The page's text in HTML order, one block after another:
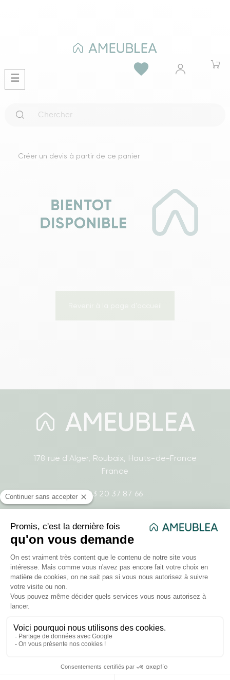
Basculer
la
☰
favorite
Créer un devis à partir de ce panier
178 rue d'Alger, Roubaix, Hauts-de-France
France
03 20 37 87 66
- Mardi : 8h30-17h
- Mercredi : 8h30-17h
- Jeudi : 8h30-17h
- Vendredi : 8h30-17h
contact@ameublea.fr
Liens utiles
Comment ça marche ?
Qui sommes-nous ?